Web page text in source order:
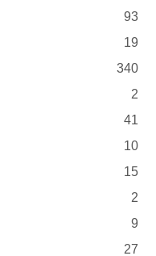
93
19
340
2
41
10
15
2
9
27